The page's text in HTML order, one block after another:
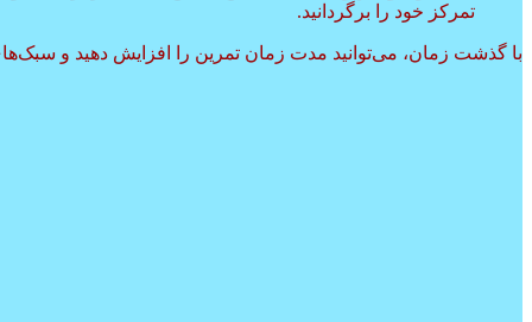
تمرکز خود را برگردانید.
با گذشت زمان، می‌توانید مدت زمان تمرین را افزایش دهید و